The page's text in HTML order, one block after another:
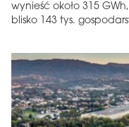
wynieść około 315
blisko 143 tys.